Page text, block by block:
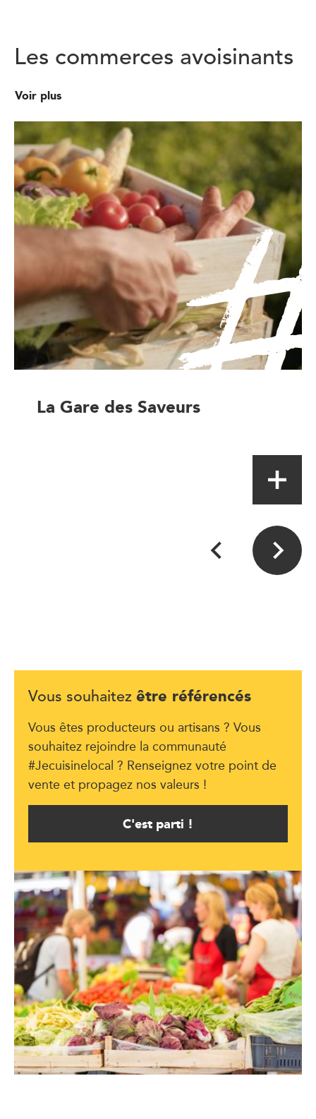
Les commerces avoisinants
Voir plus
La Gare des Saveurs
Vous souhaitez être référencés
Vous êtes producteurs ou artisans ? Vous
souhaitez rejoindre la communauté
#Jecuisinelocal ? Renseignez votre point de
vente et propagez nos valeurs !
C'est parti !